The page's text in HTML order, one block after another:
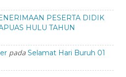
PESERTA DIDIK
HULU TAHUN
pada Selamat Hari Buruh 01